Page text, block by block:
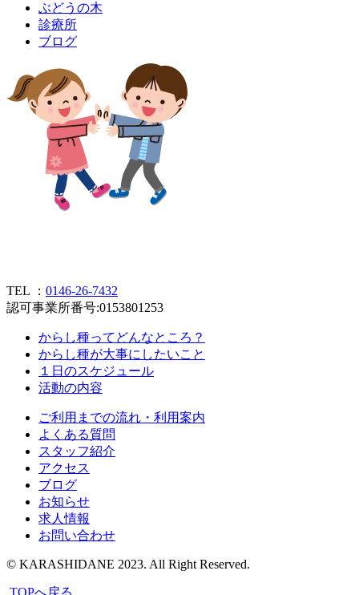
ぶどう の木
診療所
ブロ グ
TEL ： 0146-26-7432
認可事業所番号:0153801253
からし種ってどんなところ？
からし種が大事にしたいこと
１日のスケジュール
活動の内容
ご利用までの流れ・利用案内
よくある質問
スタッフ紹介
アクセス
ブログ
お知らせ
求人情報
お問い合わせ
© KARASHIDANE 2023. All Right Reserved.
TOPへ戻る